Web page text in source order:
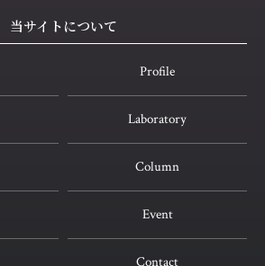
当サイトについて
Profile
Laboratory
Column
Event
Contact